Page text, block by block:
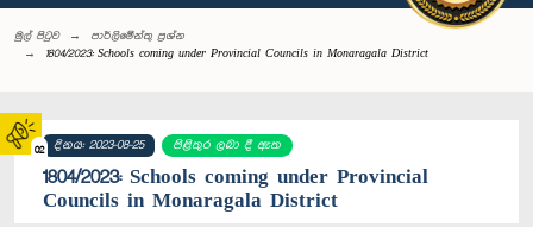
02
මුල් පිටුව
පාර්ලි‌මේන්තු‌ ප්‍රශ්න
1804/2023: Schools coming under Provincial Councils in Monaragala District
දිනය: 2023-08-25 පිළිතුර ලබා දී ඇත
1804/2023: Schools coming under Provincial
Councils in Monaragala District